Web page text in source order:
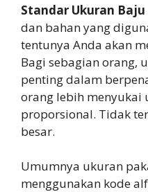
Standar Ukuran Baju
dan bahan yang
tentunya Anda akan
Bagi sebagian orang,
penting dalam
orang lebih menyukai
proporsional. Tidak
besar.
Umumnya ukuran
menggunakan kode